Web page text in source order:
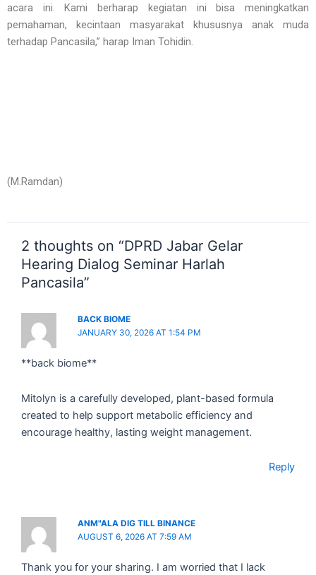
acara ini. Kami berharap kegiatan ini bisa meningkatkan
pemahaman, kecintaan masyarakat khususnya anak muda
terhadap Pancasila,” harap Iman Tohidin.
(M.Ramdan)
2 thoughts on “DPRD Jabar Gelar
Hearing Dialog Seminar Harlah
Pancasila”
BACK BIOME
JANUARY 30, 2026 AT 1:54 PM
**back biome**
Mitolyn is a carefully developed, plant-based formula
created to help support metabolic efficiency and
encourage healthy, lasting weight management.
Reply
ANM"ALA DIG TILL BINANCE
AUGUST 6, 2026 AT 7:59 AM
Thank you for your sharing. I am worried that I lack